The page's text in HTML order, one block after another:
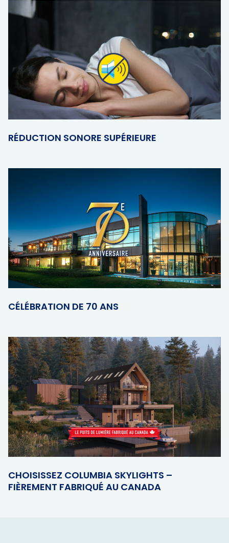
RÉDUCTION SONORE SUPÉRIEURE
CÉLÉBRATION DE 70 ANS
CHOISISSEZ COLUMBIA SKYLIGHTS –
FIÈREMENT FABRIQUÉ AU CANADA